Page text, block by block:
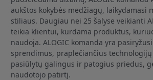
aukštos kokybės medžiagų, laikydamasi
stiliaus. Daugiau nei 25 šalyse veikianti
teikia klientui, kurdama produktus,
naudoja. ALOGIC komanda yra
sprendimus, praplečiančius
pasiūlytų galingus ir patogius priedus,
naudotojo patirtį.